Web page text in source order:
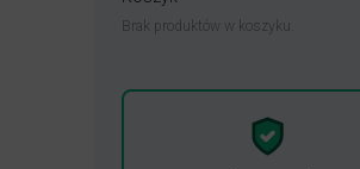
Brak produktów w koszyku.